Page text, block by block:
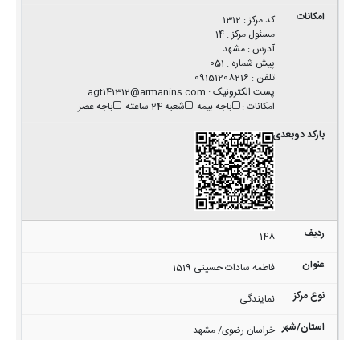
کد مرکز:
1312
مسئول مرکز:
14
آدرس:مشهد
پیش شماره :
051
تلفن :
09151208216
پست الکترونیک:
agt141312@armanins.com
امکانات: باجه بیمه شعبه 24 ساعته باجه عصر
148
فاطمه سادات حسینی 1519
نمایندگی
خراسان رضوی/ مشهد